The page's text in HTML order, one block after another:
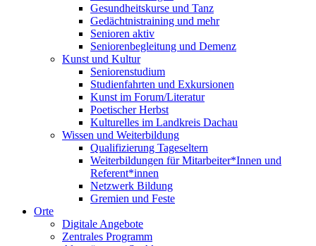
Gesundheitskurse und Tanz
Gedächtnistraining und mehr
Senioren aktiv
Seniorenbegleitung und Demenz
Kunst und Kultur
Seniorenstudium
Studienfahrten und Exkursionen
Kunst im Forum/Literatur
Poetischer Herbst
Kulturelles im Landkreis Dachau
Wissen und Weiterbildung
Qualifizierung Tageseltern
Weiterbildungen für Mitarbeiter*Innen und
Referent*innen
Netzwerk Bildung
Gremien und Feste
Orte
Digitale Angebote
Zentrales Programm